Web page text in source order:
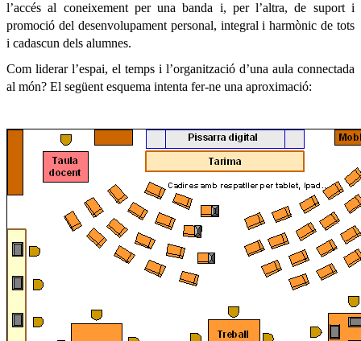
l’accés al coneixement per una banda i, per l’altra, de suport i
promoció del desenvolupament personal, integral i harmònic de tots
i cadascun dels alumnes.
Com liderar l’espai, el temps i l’organització d’una aula connectada
al món? El següent esquema intenta fer-ne una aproximació: